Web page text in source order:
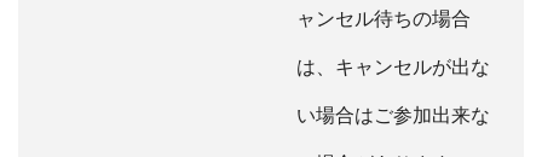
ャンセル待ちの場合
は、キャンセルが出な
い場合はご参加出来な